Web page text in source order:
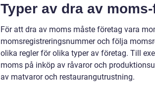
Typer av dra av
För att dra av moms måste företag vara
momsregistreringsnummer och följa
olika regler för olika typer av företag. Till
moms på inköp av råvaror och
av matvaror och restaurangutrustning.